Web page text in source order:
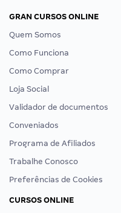
GRAN CURSOS ONLINE
Quem Somos
Como Funciona
Como Comprar
Loja Social
Validador de documentos
Conveniados
Programa de Afiliados
Trabalhe Conosco
Preferências de Cookies
CURSOS ONLINE